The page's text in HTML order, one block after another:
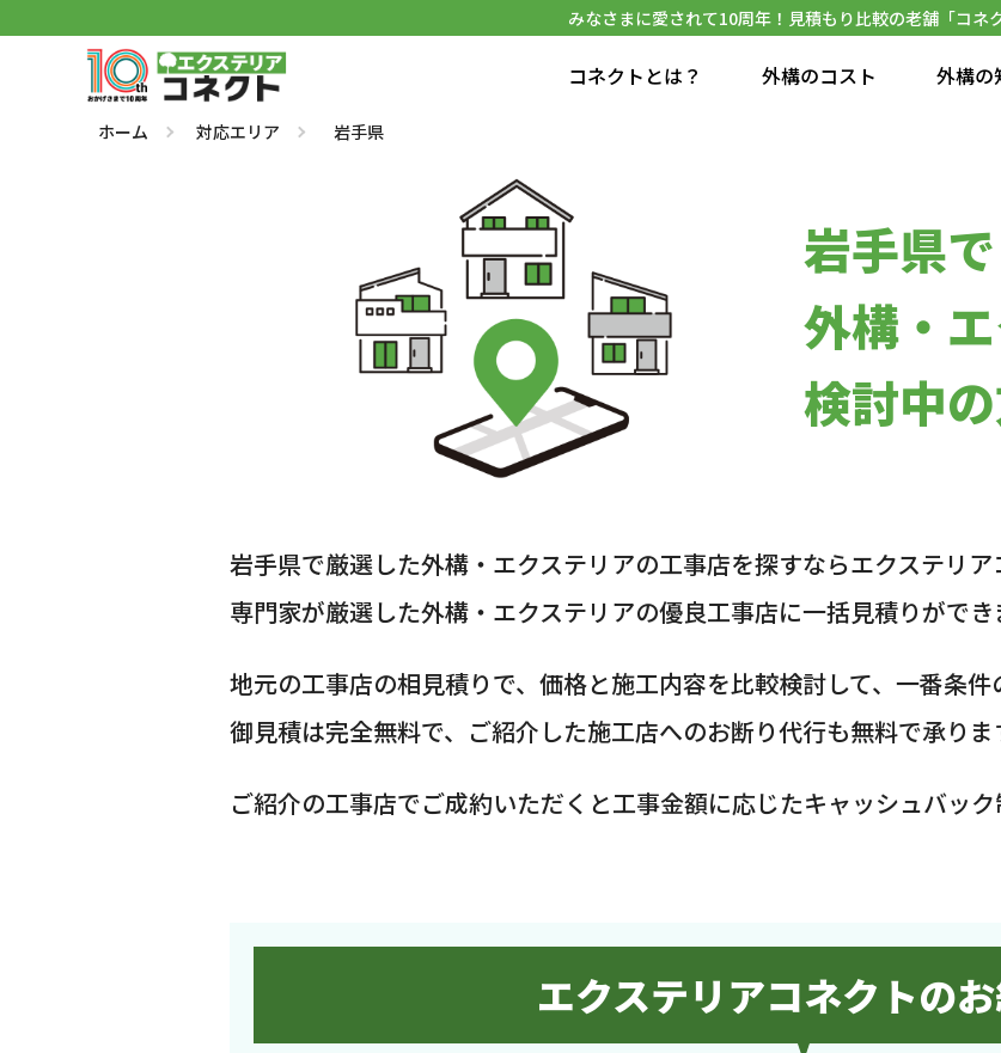
みなさまに愛されて10周年！見積もり比較の老舗「コネク
コネクトとは？ 外構のコスト 外構の
ホーム 対応エリア 岩手県
岩手県で
外構・
検討中
岩手県で厳選した外構・エクステリアの工事店を探すならエクステリア
専門家が厳選した外構・エクステリアの優良工事店に一括見積りができ
地元の工事店の相見積りで、価格と施工内容を比較検討して、一番条
御見積は完全無料で、ご紹介した施工店へのお断り代行も無料で承りま
ご紹介の工事店でご成約いただくと工事金額に応じたキャッシュバック
エクステリアコネクトの